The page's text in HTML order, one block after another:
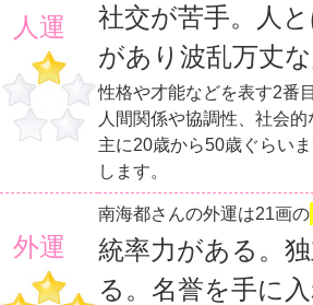
人運
社交が苦手。人
があり波乱万丈な
性格や才能などを表す2番
人間関係や協調性、社会的
主に20歳から50歳ぐらい
します。
外運
南海都さんの外運は21画の
統率力がある。
る。名誉を手に入